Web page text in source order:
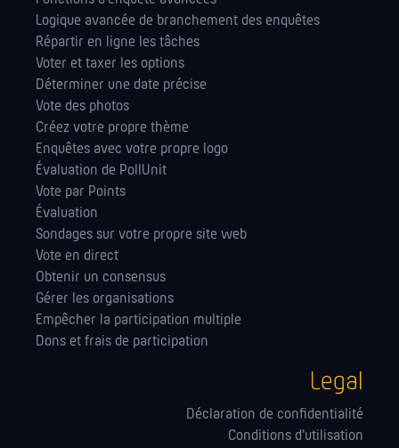
Logique avancée de branchement des enquêtes
Répartir en ligne les tâches
Voter et taxer les options
Déterminer une date précise
Vote des photos
Créez votre propre thème
Enquêtes avec votre propre logo
Évaluation de PollUnit
Vote par Points
Évaluation
Sondages sur votre propre site web
Vote en direct
Obtenir un consensus
Gérer les orga­nisations
Empêcher la participation multiple
Dons et frais de participation
Legal
Déclaration de confidentialité
Conditions d'utilisation